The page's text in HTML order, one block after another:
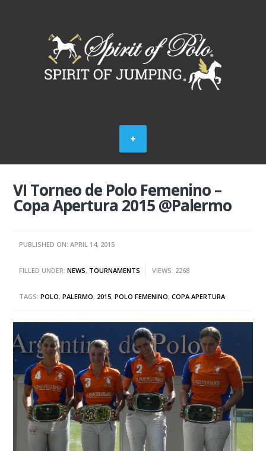
VI Torneo de Polo Femenino –
Copa Apertura 2015 @Palermo
PUBLISHED ON: APRIL 14, 2015
FILLED UNDER:NEWS, TOURNAMENTS VIEWS: 2268
TAGS:POLO,PALERMO, 2015,POLO FEMENINO,COPA APERTURA